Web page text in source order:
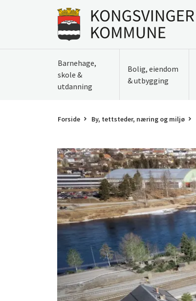
Gå til forsiden
Barnehage,
skole &
utdanning
Bolig, eiendom
& utbygging
Forside By, tettsteder, næring og miljø